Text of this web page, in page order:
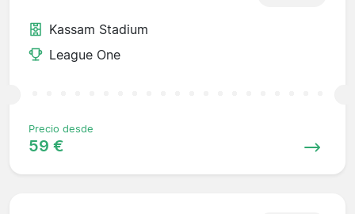
Kassam Stadium
League One
Precio desde
59 €